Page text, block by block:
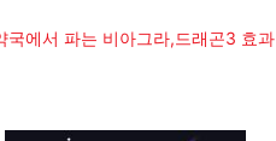
국에서 파는 비아그라,드래곤3 효과